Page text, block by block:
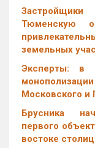
Тюменскую
земельных
Эксперты: в
Московского и
Брусника
первого
востоке